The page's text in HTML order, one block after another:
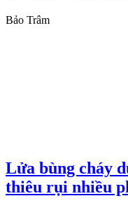
Bảo Trâm
Lửa bùng cháy
thiêu rụi nhiều